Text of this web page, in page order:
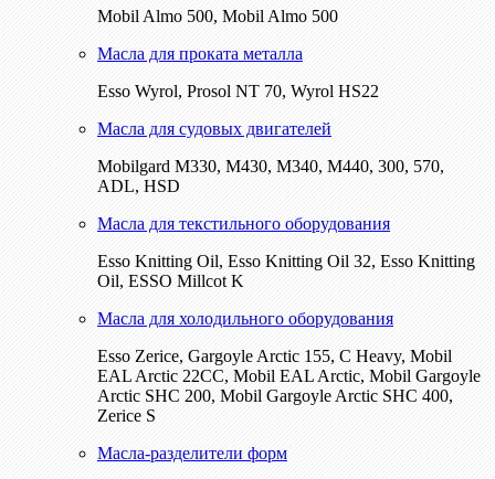
Mobil Almo 500, Mobil Almo 500
Масла для проката металла
Esso Wyrol, Prosol NT 70, Wyrol HS22
Масла для судовых двигателей
Mobilgard M330, M430, M340, M440, 300, 570,
ADL, HSD
Масла для текстильного оборудования
Esso Knitting Oil, Esso Knitting Oil 32, Esso Knitting
Oil, ESSO Millcot K
Масла для холодильного оборудования
Esso Zerice, Gargoyle Arctic 155, С Heavy, Mobil
EAL Arctic 22CC, Mobil EAL Arctic, Mobil Gargoyle
Arctic SHC 200, Mobil Gargoyle Arctic SHC 400,
Zerice S
Масла-разделители форм